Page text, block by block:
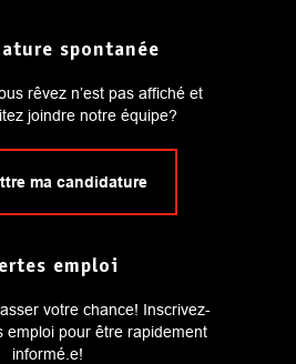
spontanée
rêvez n’est pas affiché et
joindre notre équipe?
ma candidature
emploi
votre chance! Inscrivez-
emploi pour être rapidement
informé.e!